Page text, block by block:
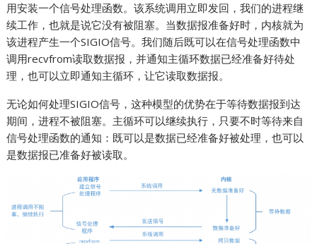
用安装一个信号处理函数。该系统调用立即发回，我们的进程继
续工作，也就是说它没有被阻塞。当数据报准备好时，内核就为
该进程产生一个SIGIO信号。我们随后既可以在信号处理函数中
调用recvfrom读取数据报，并通知主循环数据已经准备好待处
理，也可以立即通知主循环，让它读取数据报。
无论如何处理SIGIO信号，这种模型的优势在于等待数据报到达
期间，进程不被阻塞。主循环可以继续执行，只要不时等待来自
信号处理函数的通知：既可以是数据已经准备好被处理，也可以
是数据报已准备好被读取。